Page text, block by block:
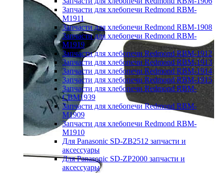
Запчасти для хлебопечи Redmond RBM-
M1911
Запчасти для хлебопечи Redmond RBM-1908
Запчасти для хлебопечи Redmond RBM-
M1919
Запчасти для хлебопечи Redmond RBM-1912
Запчасти для хлебопечи Redmond RBM-1913
Запчасти для хлебопечи Redmond RBM-1914
Запчасти для хлебопечи Redmond RBM-1915
Запчасти для хлебопечи Redmond RBM-
CBM1939
Запчасти для хлебопечи Redmond RBM-
M1909
Запчасти для хлебопечи Redmond RBM-
M1910
Для Panasonic SD-ZB2512 запчасти и
аксессуары
Для Panasonic SD-ZP2000 запчасти и
аксессуары